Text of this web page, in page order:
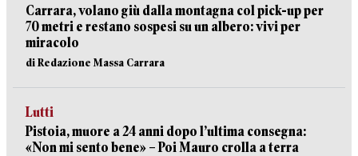
Carrara, volano giù dalla montagna col pick-up per
70 metri e restano sospesi su un albero: vivi per
miracolo
di Redazione Massa Carrara
Lutti
Pistoia, muore a 24 anni dopo l’ultima consegna:
«Non mi sento bene» – Poi Mauro crolla a terra